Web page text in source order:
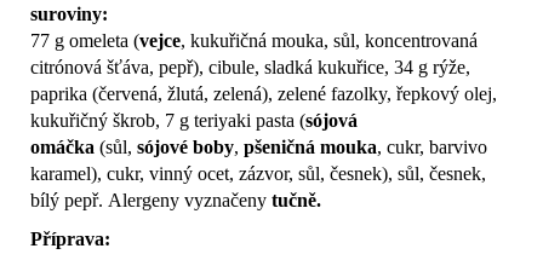
suroviny:
77 g omeleta (vejce, kukuřičná mouka, sůl, koncentrovaná
citrónová šťáva, pepř), cibule, sladká kukuřice, 34 g rýže,
paprika (červená, žlutá, zelená), zelené fazolky, řepkový olej,
kukuřičný škrob, 7 g teriyaki pasta (sójová
omáčka (sůl, sójové boby, pšeničná mouka, cukr, barvivo
karamel), cukr, vinný ocet, zázvor, sůl, česnek), sůl, česnek,
bílý pepř. Alergeny vyznačeny tučně.
Příprava: